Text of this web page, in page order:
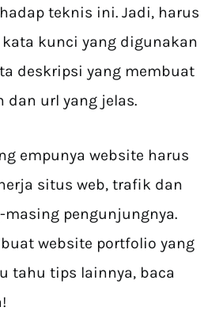
teknis ini. Jadi, harus
kunci yang digunakan
deskripsi yang membuat
dan url yang jelas.
empunya website harus
situs web, trafik dan
pengunjungnya.
website portfolio yang
tahu tips lainnya, baca